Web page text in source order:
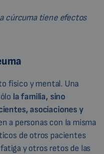
cúrcuma tiene efectos
físico y mental. Una
la familia, sino
asociaciones y
a personas con la misma
de otros pacientes
y otros retos de las